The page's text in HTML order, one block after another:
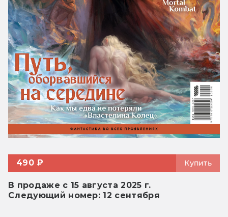
490 ₽ Купить
В продаже с 15 августа 2025 г.
Следующий номер: 12 сентября